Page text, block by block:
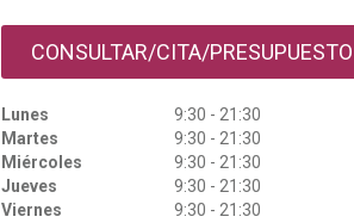
CONSULTAR/CITA/PRESUPUESTO
Lunes
9:30 - 21:30
Martes
9:30 - 21:30
Miércoles
9:30 - 21:30
Jueves
9:30 - 21:30
Viernes
9:30 - 21:30